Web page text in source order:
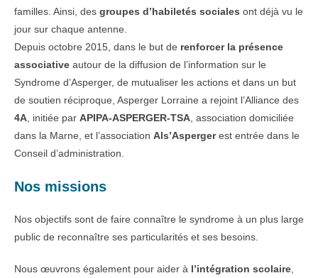
familles. Ainsi, des groupes d’habiletés sociales ont déjà vu le
jour sur chaque antenne.
Depuis octobre 2015, dans le but de renforcer la présence
associative autour de la diffusion de l’information sur le
Syndrome d’Asperger, de mutualiser les actions et dans un but
de soutien réciproque, Asperger Lorraine a rejoint l’Alliance des
4A , initiée par APIPA-ASPERGER-TSA , association domiciliée
dans la Marne, et l’association Als’Aspergerest entrée dans le
Conseil d’administration.
Nos missions
Nos objectifs sont de faire connaître le syndrome à un plus large
public de reconnaître ses particularités et ses besoins.
Nous œuvrons également pour aider à l’intégration scolaire